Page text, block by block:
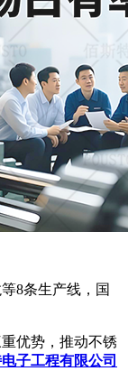
8条生产线，国
优势，推动不锈
电子工程有限公司